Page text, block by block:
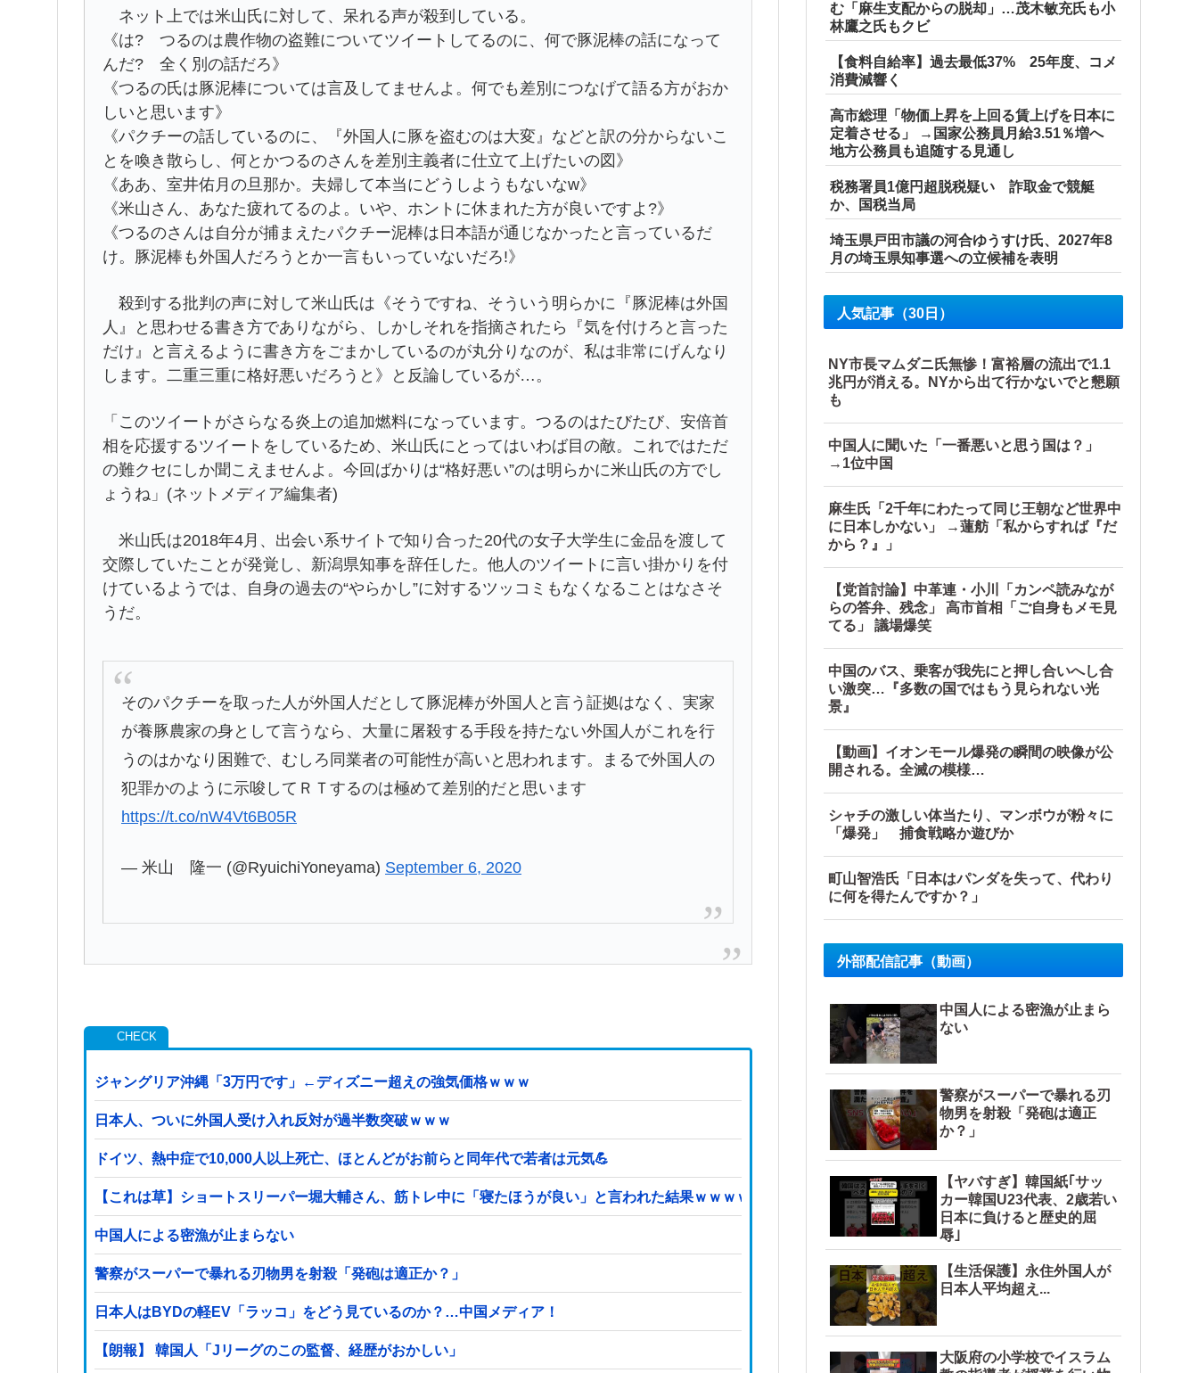
ネット上では米山氏に対して、呆れる声が殺到している。
《は? つるのは農作物の盗難についてツイートしてるのに、何で豚泥棒の話になって
んだ? 全く別の話だろ》
《つるの氏は豚泥棒については言及してませんよ。何でも差別につなげて語る方がおか
しいと思います》
《パクチーの話しているのに、『外国人に豚を盗むのは大変』などと訳の分からないこ
とを喚き散らし、何とかつるのさんを差別主義者に仕立て上げたいの図》
《ああ、室井佑月の旦那か。夫婦して本当にどうしようもないなw》
《米山さん、あなた疲れてるのよ。いや、ホントに休まれた方が良いですよ?》
《つるのさんは自分が捕まえたパクチー泥棒は日本語が通じなかったと言っているだ
け。豚泥棒も外国人だろうとか一言もいっていないだろ!》
殺到する批判の声に対して米山氏は《そうですね、そういう明らかに『豚泥棒は外国
人』と思わせる書き方でありながら、しかしそれを指摘されたら『気を付けろと言った
だけ』と言えるように書き方をごまかしているのが丸分りなのが、私は非常にげんなり
します。二重三重に格好悪いだろうと》と反論しているが…。
「このツイートがさらなる炎上の追加燃料になっています。つるのはたびたび、安倍首
相を応援するツイートをしているため、米山氏にとってはいわば目の敵。これではただ
の難クセにしか聞こえませんよ。今回ばかりは“格好悪い”のは明らかに米山氏の方でし
ょうね」(ネットメディア編集者)
米山氏は2018年4月、出会い系サイトで知り合った20代の女子大学生に金品を渡して
交際していたことが発覚し、新潟県知事を辞任した。他人のツイートに言い掛かりを付
けているようでは、自身の過去の“やらかし”に対するツッコミもなくなることはなさそ
うだ。
そのパクチーを取った人が外国人だとして豚泥棒が外国人と言う証拠はなく、実家
が養豚農家の身として言うなら、大量に屠殺する手段を持たない外国人がこれを行
うのはかなり困難で、むしろ同業者の可能性が高いと思われます。まるで外国人の
犯罪かのように示唆してＲＴするのは極めて差別的だと思います
https://t.co/nW4Vt6B05R
— 米山 隆一 (@RyuichiYoneyama) September 6, 2020
ジャングリア沖縄「3万円です」←ディズニー超えの強気価格ｗｗｗ
日本人、ついに外国人受け入れ反対が過半数突破ｗｗｗ
ドイツ、熱中症で10,000人以上死亡、ほとんどがお前らと同年代で若者は元気💪
【これは草】ショートスリーパー堀大輔さん、筋トレ中に「寝たほうが良い」と言われた結果ｗｗｗｗ
中国人による密漁が止まらない
警察がスーパーで暴れる刃物男を射殺「発砲は適正か？」
日本人はBYDの軽EV「ラッコ」をどう見ているのか？…中国メディア！
【朗報】 韓国人「Jリーグのこの監督、経歴がおかしい」
む「麻生支配からの脱却」…茂木敏充氏も小
林鷹之氏もクビ
【食料自給率】過去最低37% 25年度、コメ
消費減響く
高市総理「物価上昇を上回る賃上げを日本に
定着させる」 →国家公務員月給3.51％増へ
地方公務員も追随する見通し
税務署員1億円超脱税疑い 詐取金で競艇
か、国税当局
埼玉県戸田市議の河合ゆうすけ氏、2027年8
月の埼玉県知事選への立候補を表明
人気記事（30日）
NY市長マムダニ氏無惨！富裕層の流出で1.1
兆円が消える。NYから出て行かないでと懇願
も
中国人に聞いた「一番悪いと思う国は？」
→1位中国
麻生氏「2千年にわたって同じ王朝など世界中
に日本しかない」 →蓮舫「私からすれば『だ
から？』」
【党首討論】中革連・小川「カンペ読みなが
らの答弁、残念」 高市首相「ご自身もメモ見
てる」 議場爆笑
中国のバス、乗客が我先にと押し合いへし合
い激突…『多数の国ではもう見られない光
景』
【動画】イオンモール爆発の瞬間の映像が公
開される。全滅の模様…
シャチの激しい体当たり、マンボウが粉々に
「爆発」 捕食戦略か遊びか
町山智浩氏「日本はパンダを失って、代わり
に何を得たんですか？」
外部配信記事（動画）
中国人による密漁が止まら
ない
警察がスーパーで暴れる刃
物男を射殺「発砲は適正
か？」
【ヤバすぎ】韓国紙｢サッ
カー韓国U23代表、2歳若い
日本に負けると歴史的屈
辱｣
【生活保護】永住外国人が
日本人平均超え...
大阪府の小学校でイスラム